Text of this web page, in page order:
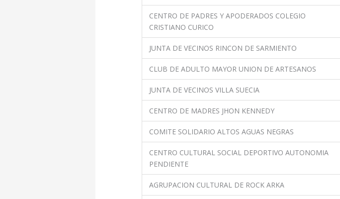
CENTRO DE PADRES Y APODERADOS COLEGIO
CRISTIANO CURICO
JUNTA DE VECINOS RINCON DE SARMIENTO
CLUB DE ADULTO MAYOR UNION DE ARTESANOS
JUNTA DE VECINOS VILLA SUECIA
CENTRO DE MADRES JHON KENNEDY
COMITE SOLIDARIO ALTOS AGUAS NEGRAS
CENTRO CULTURAL SOCIAL DEPORTIVO AUTONOMIA
PENDIENTE
AGRUPACION CULTURAL DE ROCK ARKA